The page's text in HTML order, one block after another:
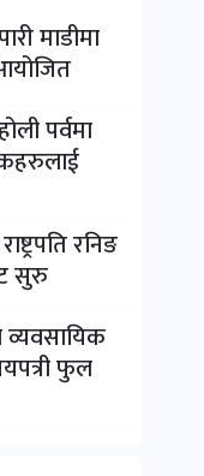
माडीमा
पर्वमा
रनिङ
सुरु
व्यवसायिक
फुल